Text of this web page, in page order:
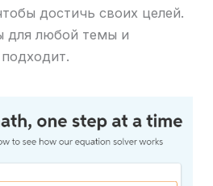
достичь своих целей.
для любой темы и